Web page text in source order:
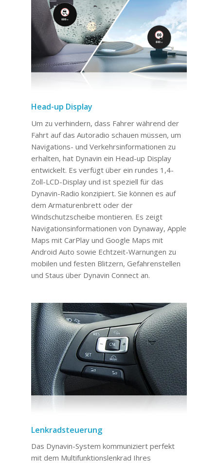
Head-up Display
Um zu verhindern, dass Fahrer während der
Fahrt auf das Autoradio schauen müssen, um
Navigations- und Verkehrsinformationen zu
erhalten, hat Dynavin ein Head-up Display
entwickelt. Es verfügt über ein rundes 1,4-
Zoll-LCD-Display und ist speziell für das
Dynavin-Radio konzipiert. Sie können es auf
dem Armaturenbrett oder der
Windschutzscheibe montieren. Es zeigt
Navigationsinformationen von Dynaway, Apple
Maps mit CarPlay und Google Maps mit
Android Auto sowie Echtzeit-Warnungen zu
mobilen und festen Blitzern, Gefahrenstellen
und Staus über Dynavin Connect an.
Lenkradsteuerung
Das Dynavin-System kommuniziert perfekt
mit dem Multifunktionslenkrad Ihres